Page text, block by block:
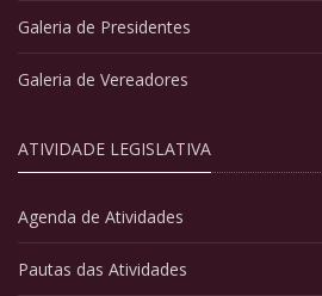
Galeria de Presidentes
Galeria de Vereadores
ATIVIDADE LEGISLATIVA
Agenda de Atividades
Pautas das Atividades